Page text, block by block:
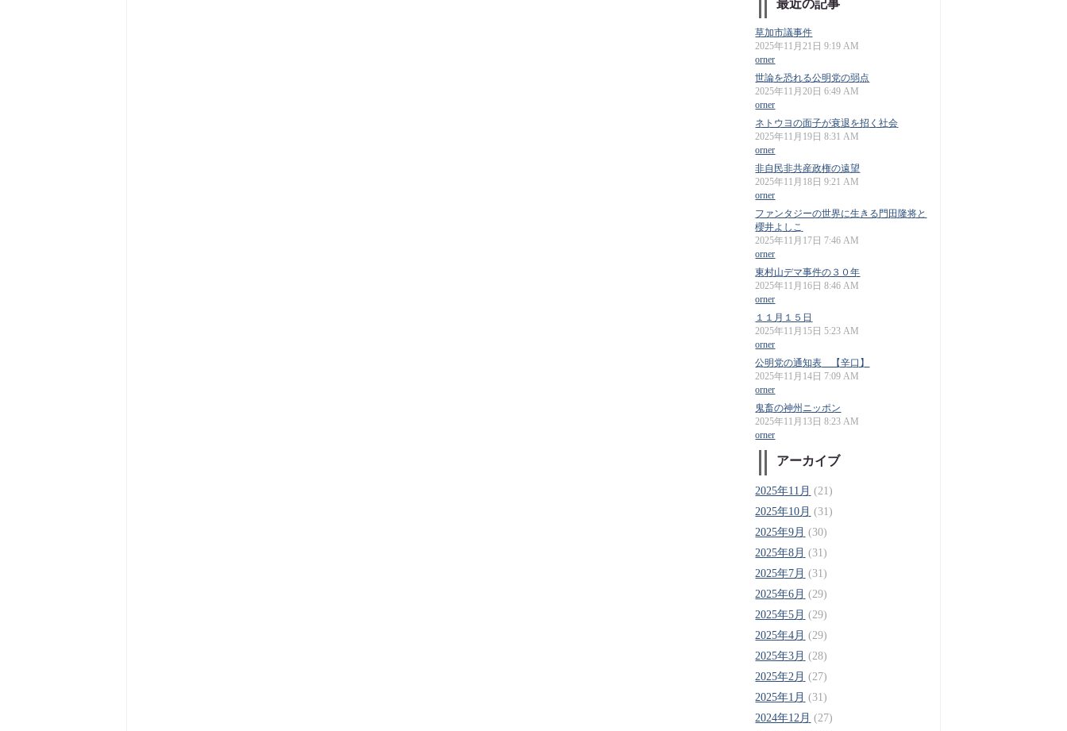
最近の記事
草加市議事件
2025年11月21日 9:19 AM
orner
世論を恐れる公明党の弱点
2025年11月20日 6:49 AM
orner
ネトウヨの面子が衰退を招く社会
2025年11月19日 8:31 AM
orner
非自民非共産政権の遠望
2025年11月18日 9:21 AM
orner
ファンタジーの世界に生きる門田隆将と
櫻井よしこ
2025年11月17日 7:46 AM
orner
東村山デマ事件の３０年
2025年11月16日 8:46 AM
orner
１１月１５日
2025年11月15日 5:23 AM
orner
公明党の通知表 【辛口】
2025年11月14日 7:09 AM
orner
鬼畜の神州ニッポン
2025年11月13日 8:23 AM
orner
アーカイブ
2025年11月 (21)
2025年10月 (31)
2025年9月 (30)
2025年8月 (31)
2025年7月 (31)
2025年6月 (29)
2025年5月 (29)
2025年4月 (29)
2025年3月 (28)
2025年2月 (27)
2025年1月 (31)
2024年12月 (27)